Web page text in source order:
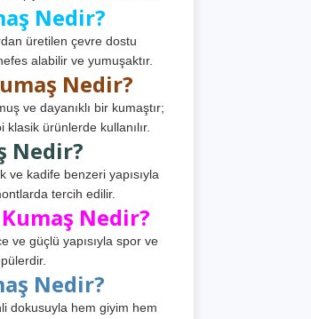
Nedir?
üretilen çevre dostu
alabilir ve yumuşaktır.
Nedir?
ve dayanıklı bir kumaştır;
ürünlerde kullanılır.
Nedir?
ve kadife benzeri yapısıyla
tercih edilir.
Nedir?
ve güçlü yapısıyla spor ve
Nedir?
dokusuyla hem giyim hem